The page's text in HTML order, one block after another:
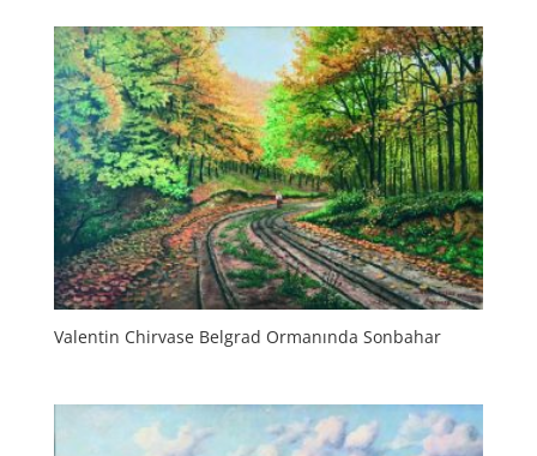
Valentin Chirvase Belgrad Ormanında Sonbahar